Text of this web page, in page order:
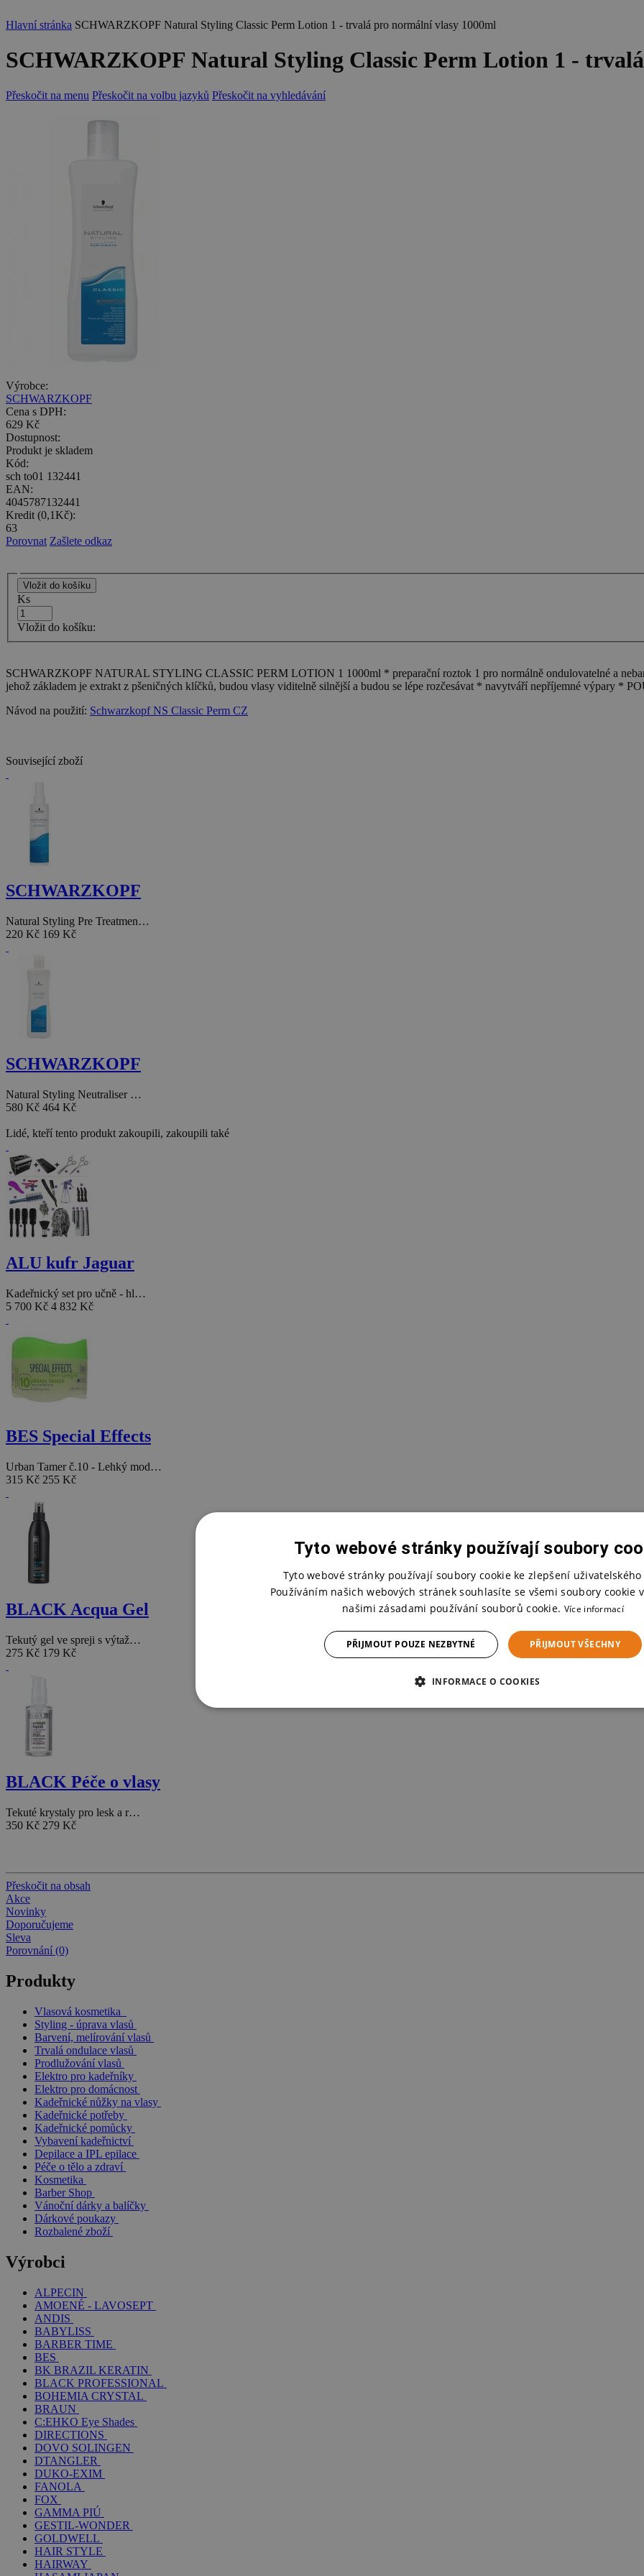
Hlavní stránka SCHWARZKOPF Natural Styling Classic Perm Lotion 1 - trvalá pro normální vlasy 1000ml
SCHWARZKOPF Natural Styling Classic Perm Lotion 1 -
Přeskočit na menu Přeskočit na volbu jazyků Přeskočit na vyhledávání
Výrobce:
SCHWARZKOPF
Cena s DPH:
629 Kč
Dostupnost:
Produkt je skladem
Kód:
sch to01 132441
EAN:
4045787132441
Kredit (0,1Kč):
63
Porovnat Zašlete odkaz
Ks
Vložit do košíku:
SCHWARZKOPF NATURAL STYLING CLASSIC PERM LOTION 1 1000ml * preparační roztok 1 pro normálně ondulovatelné a
jehož základem je extrakt z pšeničných klíčků, budou vlasy viditelně silnější a budou se lépe rozčesávat * navytváří nepříjemné výpary *
Návod na použití: Schwarzkopf NS Classic Perm CZ
Související zboží
SCHWARZKOPF
Natural Styling Pre Treatmen…
220 Kč 169 Kč
SCHWARZKOPF
Natural Styling Neutraliser …
580 Kč 464 Kč
Lidé, kteří tento produkt zakoupili, zakoupili také
ALU kufr Jaguar
Kadeřnický set pro učně - hl…
5 700 Kč 4 832 Kč
BES Special Effects
Urban Tamer č.10 - Lehký mod…
315 Kč 255 Kč
BLACK Acqua Gel
Tekutý gel ve spreji s výtaž…
275 Kč 179 Kč
BLACK Péče o vlasy
Tekuté krystaly pro lesk a r…
350 Kč 279 Kč
Přeskočit na obsah
Akce
Novinky
Doporučujeme
Sleva
Porovnání (0)
Produkty
Vlasová kosmetika
Styling - úprava vlasů
Barvení, melírování vlasů
Trvalá ondulace vlasů
Prodlužování vlasů
Elektro pro kadeřníky
Elektro pro domácnost
Kadeřnické nůžky na vlasy
Kadeřnické potřeby
Kadeřnické pomůcky
Vybavení kadeřnictví
Depilace a IPL epilace
Péče o tělo a zdraví
Kosmetika
Barber Shop
Vánoční dárky a balíčky
Dárkové poukazy
Rozbalené zboží
Výrobci
ALPECIN
AMOENÉ - LAVOSEPT
ANDIS
BABYLISS
BARBER TIME
BES
BK BRAZIL KERATIN
BLACK PROFESSIONAL
BOHEMIA CRYSTAL
BRAUN
C:EHKO Eye Shades
DIRECTIONS
DOVO SOLINGEN
DTANGLER
DUKO-EXIM
FANOLA
FOX
GAMMA PIÚ
GESTIL-WONDER
GOLDWELL
HAIR STYLE
HAIRWAY
Tyto webové stránky používají soubory
Tyto webové stránky používají soubory cookie ke zlepšení
Používáním našich webových stránek souhlasíte se všemi soubory cookie
našimi zásadami používání souborů cookie. Více informací
PŘIJMOUT VŠECHNY
PŘIJMOUT POUZE NEZBYTNÉ
INFORMACE O COOKIES